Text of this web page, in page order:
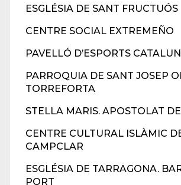
ESGLÉSIA DE SANT FRUCTUÓS
CENTRE SOCIAL EXTREMEÑO
PAVELLÓ D’ESPORTS
PARROQUIA DE SANT JOSEP
TORREFORTA
STELLA MARIS. APOSTOLAT
CENTRE CULTURAL ISLÀMIC
CAMPCLAR
ESGLÉSIA DE TARRAGONA.
PORT